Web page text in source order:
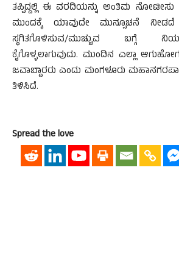
ತಪ್ಪಿದ್ದಲ್ಲಿ ಈ ವರದಿಯನ್ನು ಅಂತಿಮ ನೋಟೀಸು
ಮುಂದಕ್ಕೆ ಯಾವುದೇ ಮುನ್ಸೂಚನೆ
ಸ್ಥಗಿತಗೊಳಿಸುವ/ಮುಚ್ಚುವ ಬಗ್ಗೆ
ಕೈಗೊಳ್ಳಲಾಗುವುದು. ಮುಂದಿನ ಎಲ್ಲಾ
ಜವಾಬ್ದಾರರು ಎಂದು ಮಂಗಳೂರು
ತಿಳಿಸಿದೆ.
Spread the love